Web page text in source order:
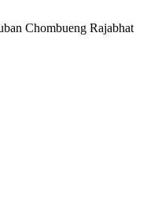
Chombueng Rajabhat